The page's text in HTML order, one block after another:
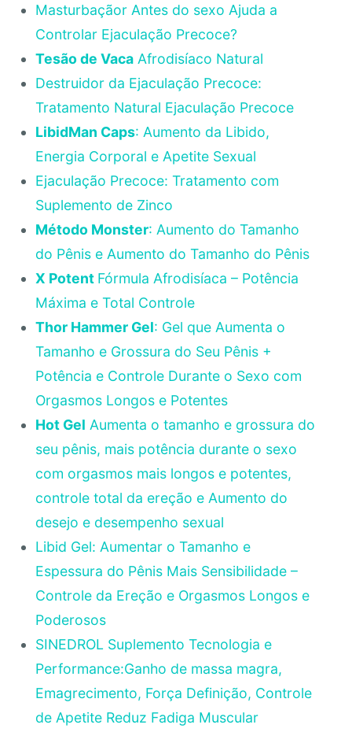
Masturbaçãor Antes do sexo Ajuda a
Controlar Ejaculação Precoce?
Tesão de VacaAfrodisíaco Natural
Destruidor da Ejaculação Precoce:
Tratamento Natural Ejaculação Precoce
LibidMan Caps: Aumento da Libido,
Energia Corporal e Apetite Sexual
Ejaculação Precoce: Tratamento com
Suplemento de Zinco
Método Monster: Aumento do Tamanho
do Pênis e Aumento do Tamanho do Pênis
X Potent Fórmula Afrodisíaca – Potência
Máxima e Total Controle
Thor Hammer Gel: Gel que Aumenta o
Tamanho e Grossura do Seu Pênis +
Potência e Controle Durante o Sexo com
Orgasmos Longos e Potentes
Hot Gel Aumenta o tamanho e grossura do
seu pênis, mais potência durante o sexo
com orgasmos mais longos e potentes,
controle total da ereção e Aumento do
desejo e desempenho sexual
Libid Gel: Aumentar o Tamanho e
Espessura do Pênis Mais Sensibilidade –
Controle da Ereção e Orgasmos Longos e
Poderosos
SINEDROL Suplemento Tecnologia e
Performance:Ganho de massa magra,
Emagrecimento, Força Definição, Controle
de Apetite Reduz Fadiga Muscular